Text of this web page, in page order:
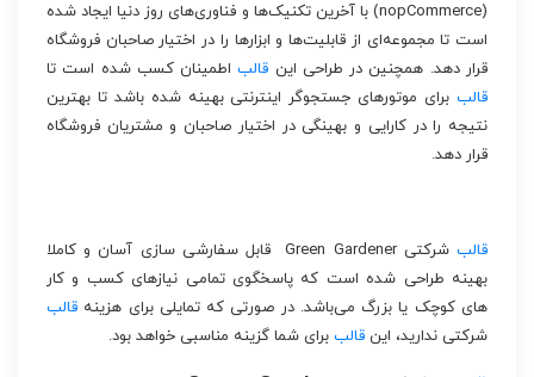
(nopCommerce) با آخرین تکنیک‌ها و فناوری‌های روز دنیا ایجاد شده
است تا مجموعه‌ای از قابلیت‌ها و ابزار‌ها را در اختیار صاحبان فروشگاه
قرار دهد. همچنین در طراحی این قالباطمینان کسب شده است تا
قالب برای موتورهای جستجوگر اینترنتی بهینه شده باشد تا بهترین
نتیجه را در کارایی و بهینگی در اختیار صاحبان و مشتریان فروشگاه
قرار دهد.
قالب
شرکتی Green Gardener قابل سفارشی سازی آسان و کاملا
بهینه طراحی شده است که پاسخگوی تمامی نیازهای کسب و کار
های کوچک یا بزرگ می‌باشد. در صورتی که تمایلی برای هزینه قالب
شرکتی ندارید، این قالب برای شما گزینه مناسبی خواهد بود.